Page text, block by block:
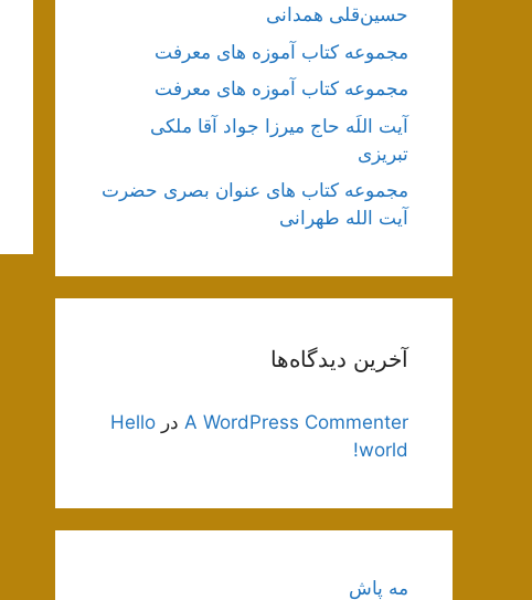
حسین‌قلی همدانی
مجموعه کتاب آموزه های معرفت
مجموعه کتاب آموزه های معرفت
آیت اللَه حاج میرزا جواد آقا ملکی
تبریزی
مجموعه کتاب های عنوان بصری حضرت
آیت الله طهرانی
آخرین دیدگاه‌ها
A WordPress Commenter در Hello
world!
مه پاش